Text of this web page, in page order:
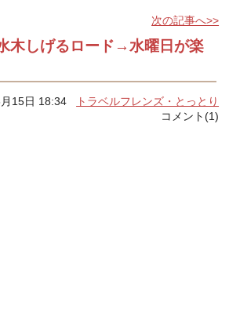
次の記事へ>>
木しげるロード→水曜日が楽
15日 18:34
トラベルフレンズ・とっとり
コメント(1)